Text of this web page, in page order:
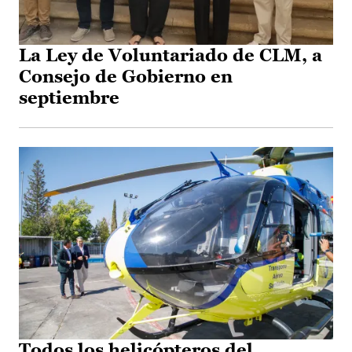
La Ley de Voluntariado de CLM, a
Consejo de Gobierno en
septiembre